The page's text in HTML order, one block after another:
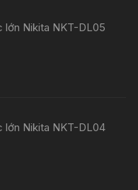
lớn Nikita NKT-DL05
lớn Nikita NKT-DL04